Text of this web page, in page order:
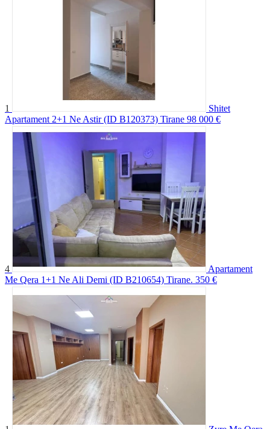
1
Shitet
Apartament 2+1 Ne Astir (ID B120373) Tirane 98 000 €
4
Apartament
Me Qera 1+1 Ne Ali Demi (ID B210654) Tirane. 350 €